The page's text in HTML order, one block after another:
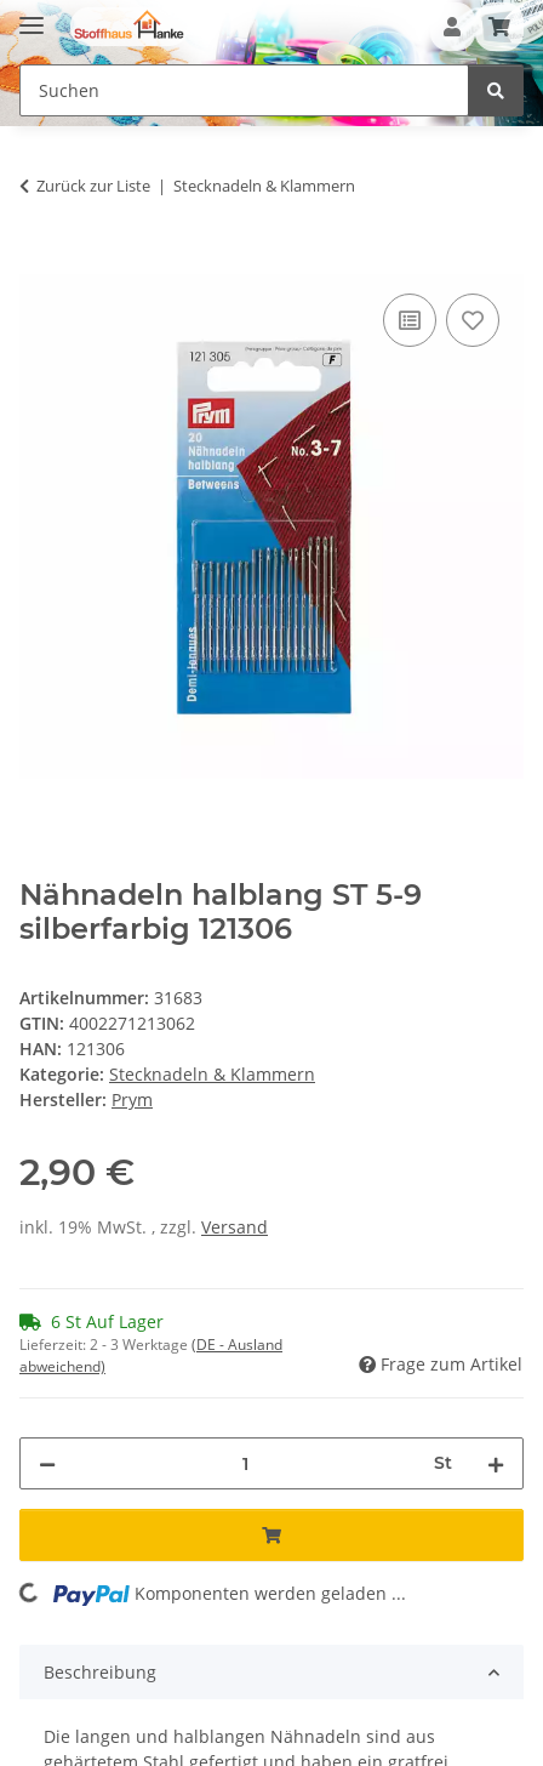
Zurück zur Liste Stecknadeln & Klammern
Nähnadeln halblang ST 5-9
silberfarbig 121306
Artikelnummer: 31683
GTIN: 4002271213062
HAN: 121306
Kategorie: Stecknadeln & Klammern
Hersteller: Prym
2,90 €
inkl. 19% MwSt. , zzgl. Versand
6 St Auf Lager
Lieferzeit:2 - 3 Werktage (DE - Ausland
abweichend)
Frage zum Artikel
St
Loading... Komponenten werden geladen ...
Beschreibung
Die langen und halblangen Nähnadeln sind aus